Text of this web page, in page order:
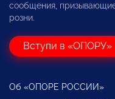
сообщения,
розни.
Вступи в «ОПОРУ»
Об «ОПОРЕ РОССИИ»